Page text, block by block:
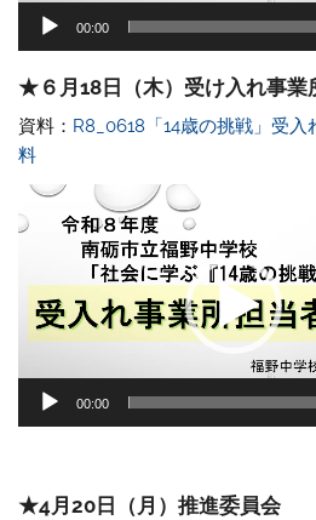
00:00
★６月18日（木）受け入れ事業
資料： R8_0618「14歳の挑戦」受
料
動
画
レ
ー
ヤ
00:00
★4月20日（月）推進委員会